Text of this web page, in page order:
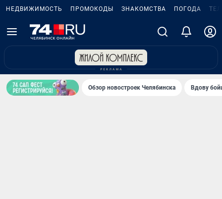
НЕДВИЖИМОСТЬ ПРОМОКОДЫ ЗНАКОМСТВА ПОГОДА
Обзор новостроек Челябинска Вдову